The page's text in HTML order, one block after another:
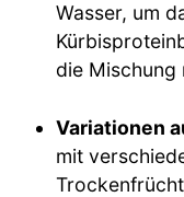
Wasser, um
die Mischung
Variationen
mit